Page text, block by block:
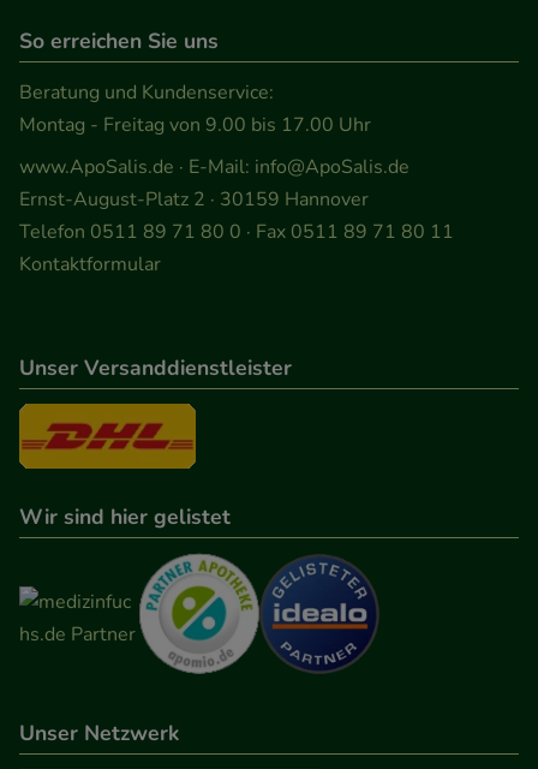
So erreichen Sie uns
Beratung und Kundenservice:
Montag - Freitag von 9.00 bis 17.00 Uhr
www.ApoSalis.de · E-Mail: info@ApoSalis.de
Ernst-August-Platz 2 · 30159 Hannover
Telefon 0511 89 71 80 0 · Fax 0511 89 71 80 11
Kontaktformular
Unser Versanddienstleister
Wir sind hier gelistet
Unser Netzwerk